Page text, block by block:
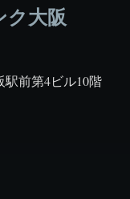
ク大阪
前第4ビル10階